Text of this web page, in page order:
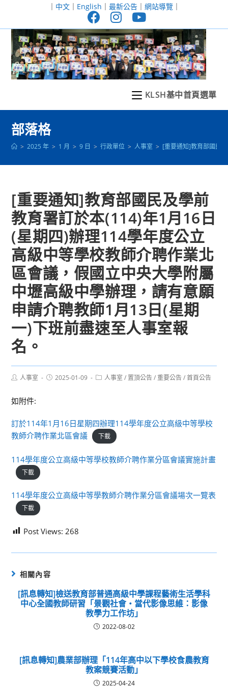
至
｜ 中文｜ English ｜ 最新公告｜ 網站導覽｜
KLSH基中首頁選單
部落格
> 2025 年 > 1 月 > 9 日 > 行政單位 > 人事室 > [重要通知]教育部國民
[重要通知]教育部國民及學前
教育署訂於本(114)年1月16日
(星期四)辦理114學年度公立
高級中等學校教師介聘作業北
區會議，假國立中央大學附屬
中壢高級中學辦理，請有意願
申請介聘教師1月13日(星期
一)下班前盡速至人事室報
名。
Post人事室
Post2025-01-09
Post人事室 / 置頂公告 / 重要公告 / 首頁公告
如附件:
訂於114年1月16日星期四辦理114學年度公立高級中等學校
教師介聘作業北區會議
下載
114學年度公立高級中等學校教師介聘作業分區會議實施計畫
下載
114學年度公立高級中等學教師介聘作業分區會議場次一覽表
下載
Post Views: 268
相關內容
[訊息轉知]檢送教育部普通高級中學課程藝術生活學科
中心全國教師研習「景觀社會‧當代影像思維：影像
教學力工作坊」
2022-08-02
[訊息轉知]農業部辦理「114年高中以下學校食農教育
教案競賽活動」
2025-04-24